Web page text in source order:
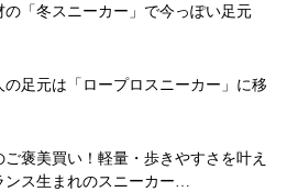
の「冬スニーカー」で今っぽい足元
の足元は「ロープロスニーカー」に移
ご褒美買い！軽量・歩きやすさを叶え
ンス生まれのスニーカー…